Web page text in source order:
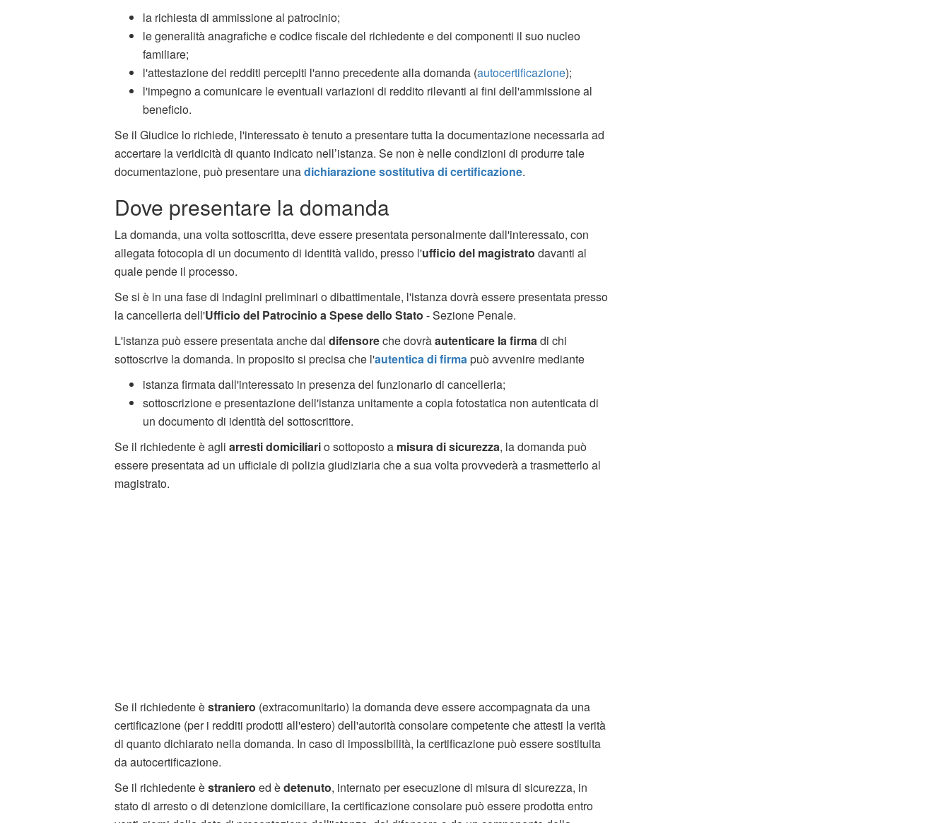
la richiesta di ammissione al patrocinio;
le generalità anagrafiche e codice fiscale del richiedente e dei componenti il suo nucleo
familiare;
l'attestazione dei redditi percepiti l'anno precedente alla domanda (autocertificazione);
l'impegno a comunicare le eventuali variazioni di reddito rilevanti ai fini dell'ammissione al
beneficio.
Se il Giudice lo richiede, l'interessato è tenuto a presentare tutta la documentazione necessaria ad
accertare la veridicità di quanto indicato nell’istanza. Se non è nelle condizioni di produrre tale
documentazione, può presentare unadichiarazione sostitutiva di certificazione.
Dove presentare la domanda
La domanda, una volta sottoscritta, deve essere presentata personalmente dall'interessato, con
allegata fotocopia di un documento di identità valido, presso l'ufficio del magistrato davanti al
quale pende il processo.
Se si è in una fase di indagini preliminari o dibattimentale, l'istanza dovrà essere presentata presso
la cancelleria dell'Ufficio del Patrocinio a Spese dello Stato - Sezione Penale.
L'istanza può essere presentata anche dal difensoreche dovràautenticare la firma di chi
sottoscrive la domanda. In proposito si precisa che l'autentica di firma può avvenire mediante
istanza firmata dall'interessato in presenza del funzionario di cancelleria;
sottoscrizione e presentazione dell'istanza unitamente a copia fotostatica non autenticata di
un documento di identità del sottoscrittore.
Se il richiedente è agli arresti domiciliario sottoposto a misura di sicurezza, la domanda può
essere presentata ad un ufficiale di polizia giudiziaria che a sua volta provvederà a trasmetterlo al
magistrato.
Se il richiedente èstraniero (extracomunitario) la domanda deve essere accompagnata da una
certificazione (per i redditi prodotti all'estero) dell'autorità consolare competente che attesti la verità
di quanto dichiarato nella domanda. In caso di impossibilità, la certificazione può essere sostituita
da autocertificazione.
Se il richiedente èstraniero ed èdetenuto, internato per esecuzione di misura di sicurezza, in
stato di arresto o di detenzione domiciliare, la certificazione consolare può essere prodotta entro